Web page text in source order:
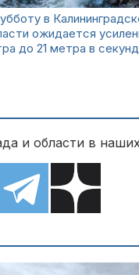
в
ожидается
до 21 метра в
и области в